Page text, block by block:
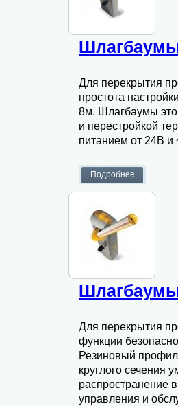
Для перекрытия
простота
8м. Шлагбаумы
и перестройкой
питанием от 24В и
Для перекрытия
функции
Резиновый
круглого сечения
распространение
управления и